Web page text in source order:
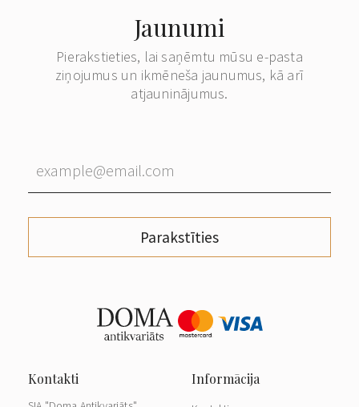
Jaunumi
Pierakstieties, lai saņēmtu mūsu e-pasta
ziņojumus un ikmēneša jaunumus, kā arī
atjauninājumus.
Parakstīties